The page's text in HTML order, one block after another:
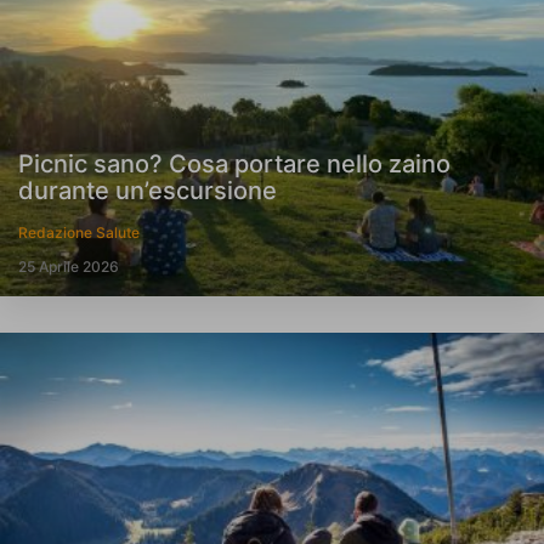
Picnic sano? Cosa portare nello zaino
durante un’escursione
Redazione Salute
25 Aprile 2026